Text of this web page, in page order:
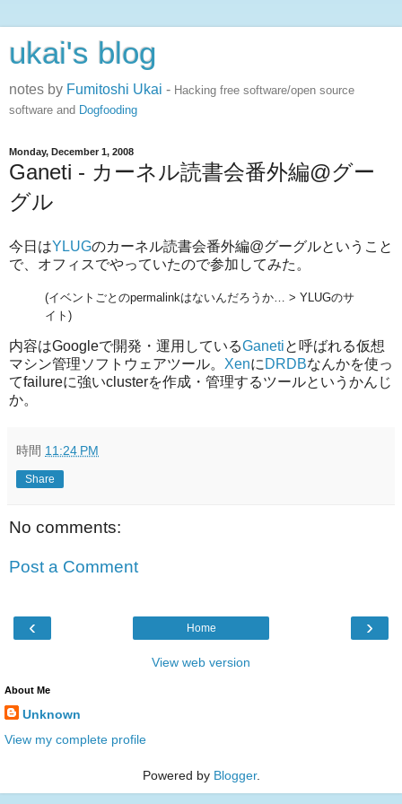
ukai's blog
notes by Fumitoshi Ukai - Hacking free software/open source
software and Dogfooding
Monday, December 1, 2008
Ganeti - カーネル読書会番外編@グー
グル
今日はYLUGのカーネル読書会番外編@グーグルということ
で、オフィスでやっていたので参加してみた。
(イベントごとのpermalinkはないんだろうか… > YLUGのサ
イト)
内容はGoogleで開発・運用しているGanetiと呼ばれる仮想
マシン管理ソフトウェアツール。 XenにDRDBなんかを使っ
てfailureに強いclusterを作成・管理するツールというかんじ
か。
時間 11:24 PM
Share
No comments:
Post a Comment
‹ ›
Home
View web version
About Me
Unknown
View my complete profile
Powered by Blogger.